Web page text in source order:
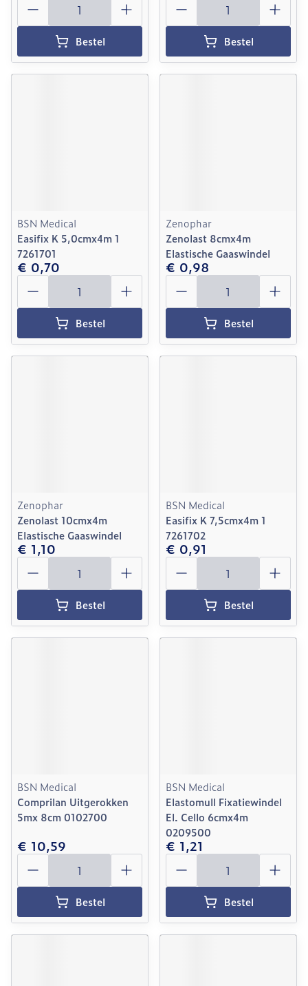
Bestel Bestel
BSN Medical
Easifix K 5,0cmx4m 1
7261701
€ 0,70
Aantal
Bestel
Zenophar
Zenolast 8cmx4m
Elastische Gaaswindel
€ 0,98
Aantal
Bestel
Zenophar
Zenolast 10cmx4m
Elastische Gaaswindel
€ 1,10
Aantal
Bestel
BSN Medical
Easifix K 7,5cmx4m 1
7261702
€ 0,91
Aantal
Bestel
BSN Medical
Comprilan Uitgerokken
5mx 8cm 0102700
€ 10,59
Aantal
Bestel
BSN Medical
Elastomull Fixatiewindel
El. Cello 6cmx4m
0209500
€ 1,21
Aantal
Bestel